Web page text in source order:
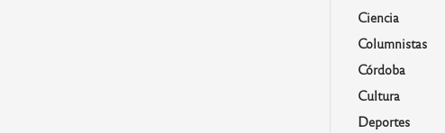
Ciencia
Columnistas
Córdoba
Cultura
Deportes